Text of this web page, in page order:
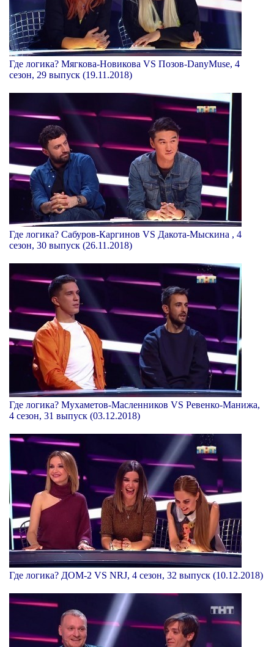
Где логика? Мягкова-Новикова VS Позов-DanyMuse, 4
сезон, 29 выпуск (19.11.2018)
Где логика? Сабуров-Каргинов VS Дакота-Мыскина , 4
сезон, 30 выпуск (26.11.2018)
Где логика? Мухаметов-Масленников VS Ревенко-Манижа,
4 сезон, 31 выпуск (03.12.2018)
Где логика? ДОМ-2 VS NRJ, 4 сезон, 32 выпуск (10.12.2018)